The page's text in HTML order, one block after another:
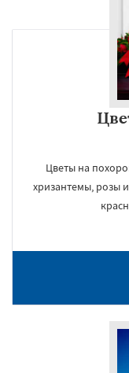
Цветы на
хризантемы, розы